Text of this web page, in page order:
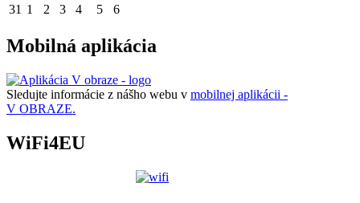
31 1 2 3 4 5 6
Mobilná aplikácia
Sledujte informácie z nášho webu v mobilnej aplikácii -
V OBRAZE.
WiFi4EU